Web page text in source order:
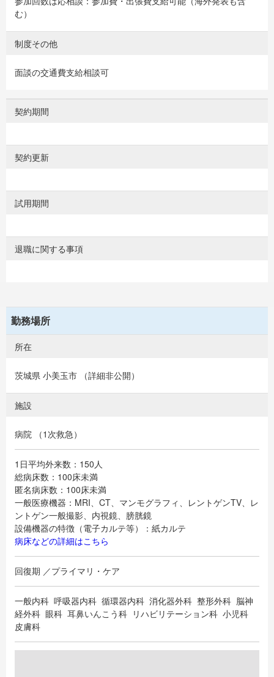
む）
制度その他
面談の交通費支給相談可
契約期間
契約更新
試用期間
退職に関する事項
勤務場所
所在
茨城県 小美玉市 （詳細非公開）
施設
病院 （1次救急）
1日平均外来数：150人
総病床数：100床未満
匿名病床数：100床未満
一般医療機器：MRI、CT、マンモグラフィ、レントゲンTV、レ
ントゲン一般撮影、内視鏡、膀胱鏡
設備機器の特徴（電子カルテ等）：紙カルテ
病床などの詳細はこちら
回復期 ／プライマリ・ケア
一般内科 呼吸器内科 循環器内科 消化器外科 整形外科 脳神
経外科 眼科 耳鼻いんこう科 リハビリテーション科 小児科
皮膚科